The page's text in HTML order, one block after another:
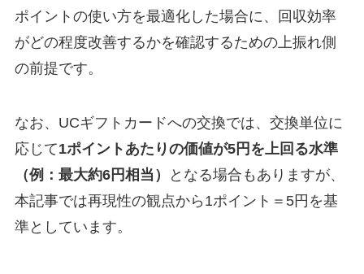
ポイントの使い方を最適化した場合に、回収効率
がどの程度改善するかを確認するための上振れ側
の前提です。
なお、UCギフトカードへの交換では、交換単位に
応じて1ポイントあたりの価値が5円を上回る水準
（例：最大約6円相当）
となる場合もありますが、
本記事では再現性の観点から1ポイント＝5円を基
準としています。